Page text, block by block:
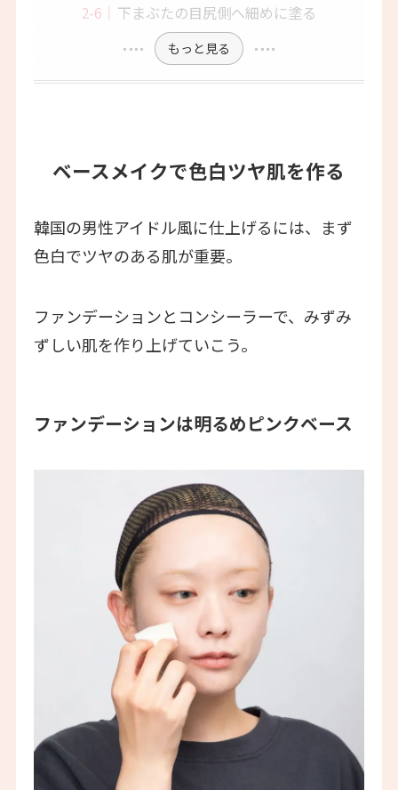
下まぶたの目尻側へ細めに塗る
もっと見る
ベースメイクで色白ツヤ肌を作る
韓国の男性アイドル風に仕上げるには、まず
色白でツヤのある肌が重要。
ファンデーションとコンシーラーで、みずみ
ずしい肌を作り上げていこう。
ファンデーションは明るめピンクベース